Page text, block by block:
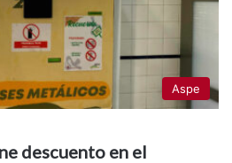
Aspe
descuento en el